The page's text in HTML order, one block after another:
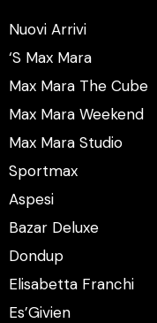
Nuovi Arrivi
‘S Max Mara
Max Mara The Cube
Max Mara Weekend
Max Mara Studio
Sportmax
Aspesi
Bazar Deluxe
Dondup
Elisabetta Franchi
Es’Givien